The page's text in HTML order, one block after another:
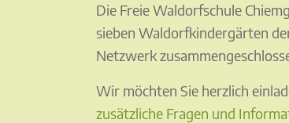
Die Freie Waldorfschule
sieben Waldorfkindergärten
Netzwerk
Wir möchten Sie herzlich
zusätzliche Fragen und